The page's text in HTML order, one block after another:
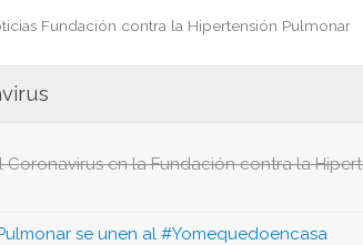
Fundación contra la Hipertensión Pulmonar
en la Fundación contra la
se unen al #Yomequedoencasa